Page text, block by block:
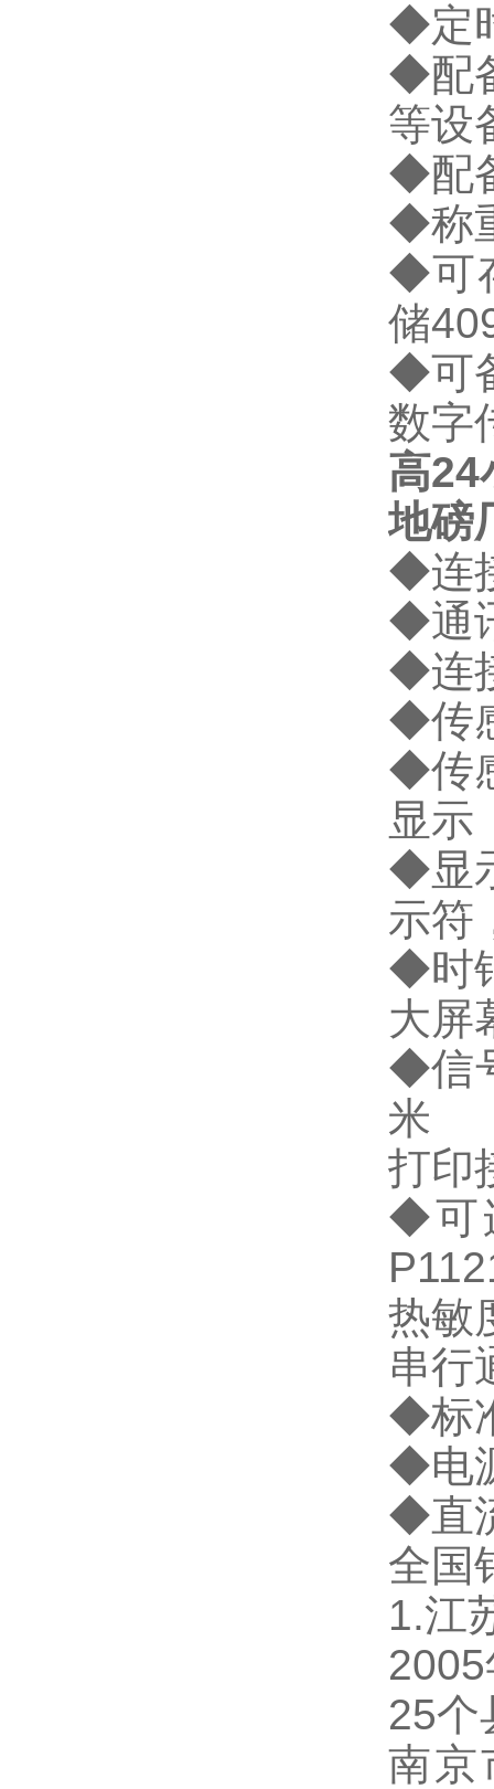
◆定
◆配
等设
◆配
◆称
◆可
储
◆可
数字
高24
地磅
◆连
◆通
◆连
◆传
◆传
显示
◆显
示符
◆时
大屏
◆信
米
打印
◆可
热敏
串行
◆标
◆电
◆直
全国
1.
25个
南